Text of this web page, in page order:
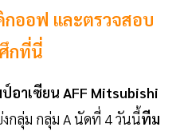
กออฟ และตรวจสอบ
กที่นี่
อาเซียน AFF Mitsubishi
กลุ่ม กลุ่ม A นัดที่ 4 วันนี้ทีม